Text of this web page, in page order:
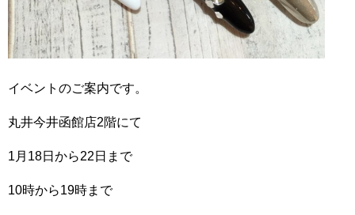
イベントのご案内です。
丸井今井函館店2階にて
1月18日から22日まで
10時から19時まで